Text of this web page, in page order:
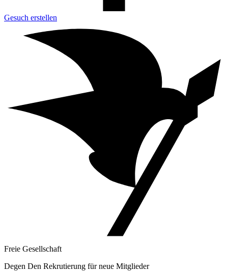
Gesuch erstellen
Freie Gesellschaft
Degen Den Rekrutierung für neue Mitglieder